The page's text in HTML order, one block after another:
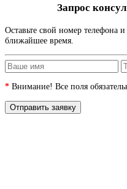
Запрос
Оставьте свой номер телефона
ближайшее время.
* Внимание! Все поля